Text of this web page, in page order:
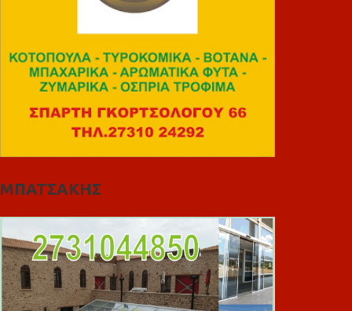
ΜΠΑΤΣΑΚΗΣ